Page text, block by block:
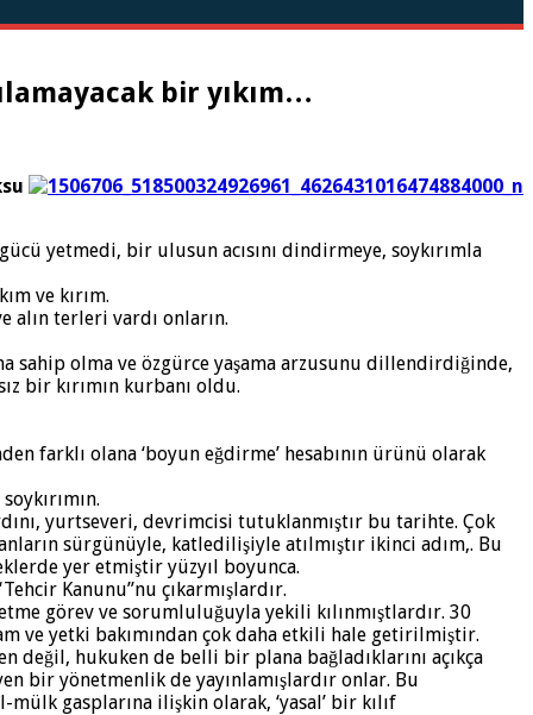
bir yıkım…
yetmedi, bir ulusun acısını dindirmeye, soykırımla
ve kırım.
alın terleri vardı onların.
sahip olma ve özgürce yaşama arzusunu dillendirdiğinde,
bir kırımın kurbanı oldu.
farklı olana ‘boyun eğdirme’ hesabının ürünü olarak
yurtseveri, devrimcisi tutuklanmıştır bu tarihte. Çok
sürgünüyle, katledilişiyle atılmıştır ikinci adım,. Bu
yer etmiştir yüzyıl boyunca.
Kanunu”nu çıkarmışlardır.
görev ve sorumluluğuyla yekili kılınmıştlardır. 30
ve yetki bakımından çok daha etkili hale getirilmiştir.
değil, hukuken de belli bir plana bağladıklarını açıkça
bir yönetmenlik de yayınlamışlardır onlar. Bu
gasplarına ilişkin olarak, ‘yasal’ bir kılıf